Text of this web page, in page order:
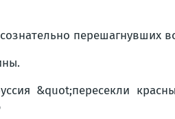
перешагнувших